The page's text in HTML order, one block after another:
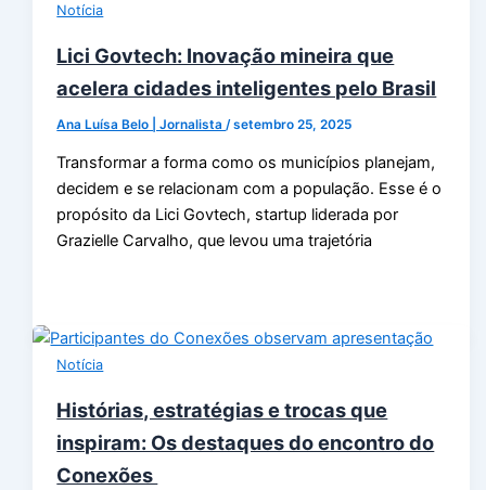
Notícia
Lici Govtech: Inovação mineira que
acelera cidades inteligentes pelo Brasil
Ana Luísa Belo | Jornalista /setembro 25, 2025
Transformar a forma como os municípios planejam,
decidem e se relacionam com a população. Esse é o
propósito da Lici Govtech, startup liderada por
Grazielle Carvalho, que levou uma trajetória
Notícia
Histórias, estratégias e trocas que
inspiram: Os destaques do encontro do
Conexões